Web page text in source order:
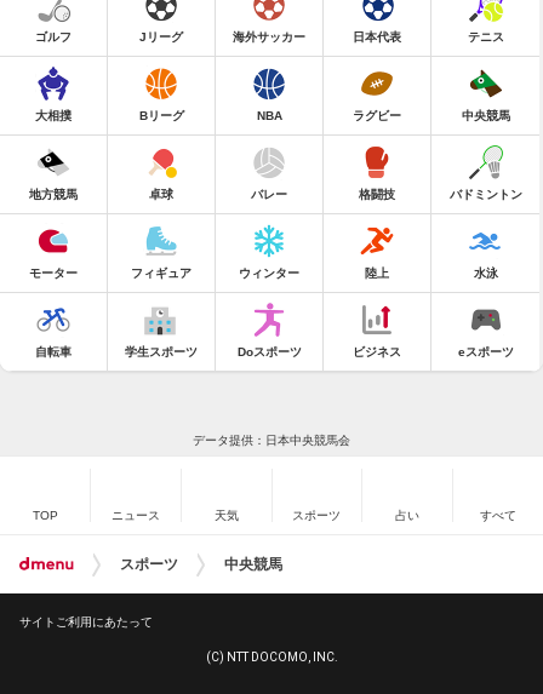
ゴルフ Jリーグ 海外サッカー 日本代表 テニス
大相撲 Bリーグ NBA ラグビー 中央競馬
地方競馬 卓球 バレー 格闘技 バドミントン
モーター フィギュア ウィンター 陸上 水泳
自転車 学生スポーツ Doスポーツ ビジネス eスポーツ
データ提供：日本中央競馬会
TOP ニュース 天気 スポーツ 占い すべて
スポーツ 中央競馬
サイトご利用にあたって
(C) NTT DOCOMO, INC.